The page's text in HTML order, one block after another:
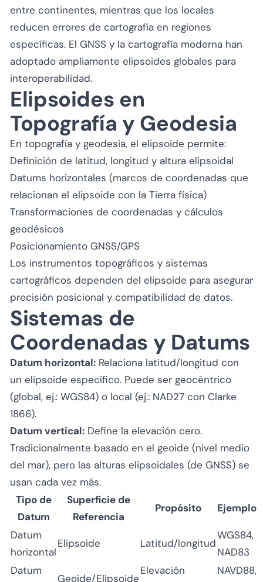
entre continentes, mientras que los locales
reducen errores de cartografía en regiones
específicas. El GNSS y la cartografía moderna han
adoptado ampliamente elipsoides globales para
interoperabilidad.
Elipsoides en
Topografía y Geodesia
En topografía y geodesia, el elipsoide permite:
Definición de latitud, longitud y altura elipsoidal
Datums horizontales (marcos de coordenadas que
relacionan el elipsoide con la Tierra física)
Transformaciones de coordenadas y cálculos
geodésicos
Posicionamiento GNSS/GPS
Los instrumentos topográficos y sistemas
cartográficos dependen del elipsoide para asegurar
precisión posicional y compatibilidad de datos.
Sistemas de
Coordenadas y Datums
Datum horizontal: Relaciona latitud/longitud con
un elipsoide específico. Puede ser geocéntrico
(global, ej.: WGS84) o local (ej.: NAD27 con Clarke
1866).
Datum vertical: Define la elevación cero.
Tradicionalmente basado en el geoide (nivel medio
del mar), pero las alturas elipsoidales (de GNSS) se
usan cada vez más.
Tipo de
Datum
Superficie de
Referencia
Propósito Ejemplo
Datum
horizontal
Elipsoide Latitud/longitud
WGS84,
NAD83
Datum
Geoide/Elipsoide
Elevación
NAVD88,